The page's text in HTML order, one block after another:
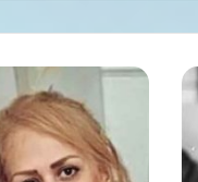
مداهمات
تستهدف
منزل